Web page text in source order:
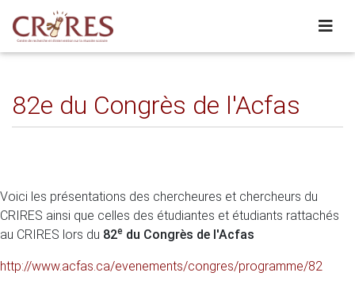
82e du Congrès de l'Acfas
Voici les présentations des chercheures et chercheurs du
CRIRES ainsi que celles des étudiantes et étudiants rattachés
au CRIRES lors du 82e du Congrès de l'Acfas
http://www.acfas.ca/evenements/congres/programme/82